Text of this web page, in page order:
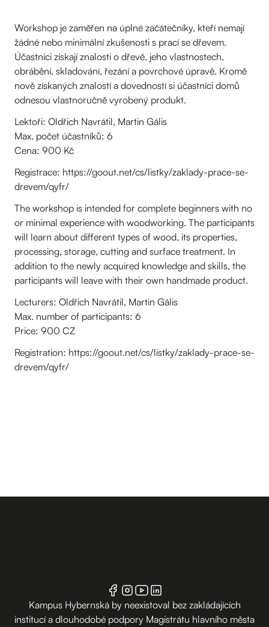
Workshop je zaměřen na úplné začátečníky, kteří nemají
žádné nebo minimální zkušenosti s prací se dřevem.
Účastníci získají znalosti o dřevě, jeho vlastnostech,
obrábění, skladování, řezání a povrchové úpravě. Kromě
nově získaných znalostí a dovedností si účastníci domů
odnesou vlastnoručně vyrobený produkt.
Lektoři: Oldřich Navrátil, Martin Gális
Max. počet účastníků: 6
Cena: 900 Kč
Registrace: https://goout.net/cs/listky/zaklady-prace-se-
drevem/qyfr/
The workshop is intended for complete beginners with no
or minimal experience with woodworking. The participants
will learn about different types of wood, its properties,
processing, storage, cutting and surface treatment. In
addition to the newly acquired knowledge and skills, the
participants will leave with their own handmade product.
Lecturers: Oldřich Navrátil, Martin Gális
Max. number of participants: 6
Price: 900 CZ
Registration: https://goout.net/cs/listky/zaklady-prace-se-
drevem/qyfr/
Kampus Hybernská by neexistoval bez zakládajících
institucí a dlouhodobé podpory Magistrátu hlavního města